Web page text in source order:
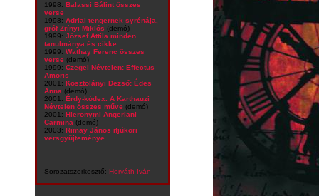
1998: Balassi Bálint összes
verse
1998: Adriai tengernek syrénája,
gróf Zrínyi Miklós (demó)
1999: József Attila minden
tanulmánya és cikke
1999: Wathay Ferenc összes
verse (demó)
1999: Czegei Névtelen: Effectus
Amoris
2001: Kosztolányi Dezső: Édes
Anna (demó)
2001: Érdy-kódex. A Karthauzi
Névtelen összes műve (demó)
2001: Hieronymi Angeriani
Carmina (demó)
2003: Rimay János ifjúkori
versgyűjteménye
Sorozatszerkesztő: Horváth Iván